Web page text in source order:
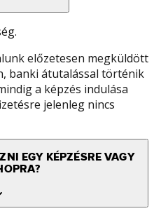
előzetesen megküldött
banki átutalással történik
a képzés indulása
jelenleg nincs
EGY KÉPZÉSRE VAGY